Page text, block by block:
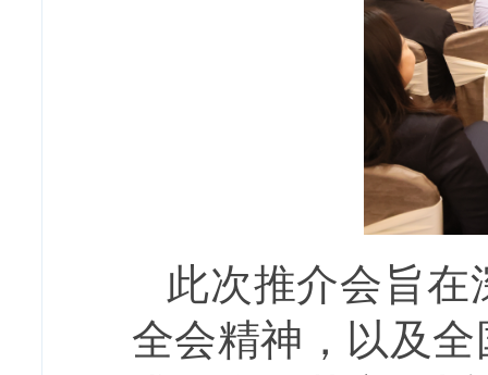
此次推介会旨
全会精神，以及